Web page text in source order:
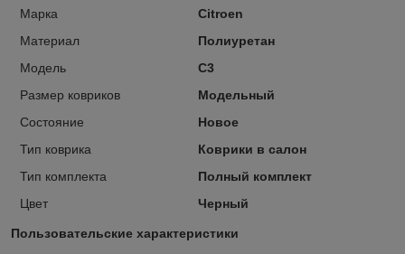
Марка
Citroen
Материал
Полиуретан
Модель
C3
Размер ковриков
Модельный
Состояние
Новое
Тип коврика
Коврики в салон
Тип комплекта
Полный комплект
Цвет
Черный
Пользовательские характеристики